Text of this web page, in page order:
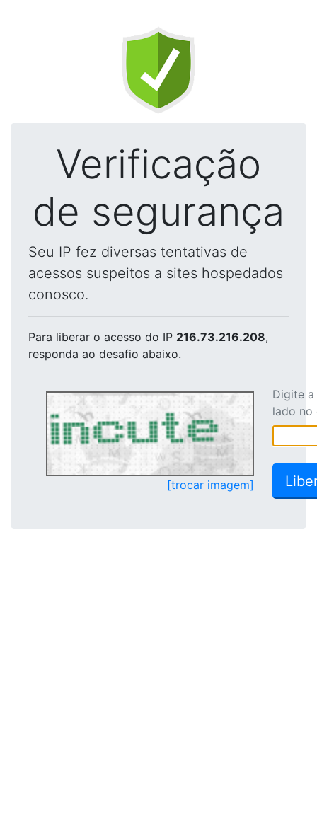
Verificação
de segurança
Seu IP fez diversas tentativas de
acessos suspeitos a sites hospedados
conosco.
Para liberar o acesso do IP 216.73.216.208,
responda ao desafio abaixo.
[trocar imagem]
Digite
lado no